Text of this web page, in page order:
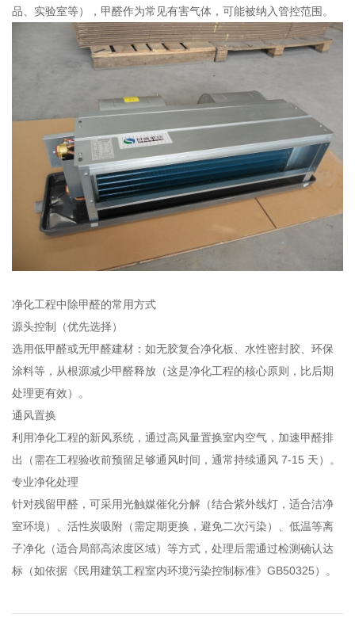
品、实验室等），甲醛作为常见有害气体，可能被纳入管控范围。
净化工程中除甲醛的常用方式
源头控制（优先选择）
选用低甲醛或无甲醛建材：如无胶复合净化板、水性密封胶、环保
涂料等，从根源减少甲醛释放（这是净化工程的核心原则，比后期
处理更有效）。
通风置换
利用净化工程的新风系统，通过高风量置换室内空气，加速甲醛排
出（需在工程验收前预留足够通风时间，通常持续通风 7-15 天）。
专业净化处理
针对残留甲醛，可采用光触媒催化分解（结合紫外线灯，适合洁净
室环境）、活性炭吸附（需定期更换，避免二次污染）、低温等离
子净化（适合局部高浓度区域）等方式，处理后需通过检测确认达
标（如依据《民用建筑工程室内环境污染控制标准》GB50325）。